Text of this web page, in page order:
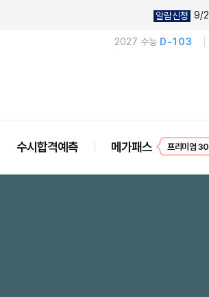
알람신청 9/
2027 수능 D-103
수시합격예측 메가패스
EVENT